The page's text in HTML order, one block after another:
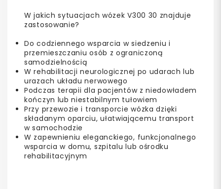
W jakich sytuacjach wózek V300 30 znajduje
zastosowanie?
Do codziennego wsparcia w siedzeniu i
przemieszczaniu osób z ograniczoną
samodzielnością
W rehabilitacji neurologicznej po udarach lub
urazach układu nerwowego
Podczas terapii dla pacjentów z niedowładem
kończyn lub niestabilnym tułowiem
Przy przewozie i transporcie wózka dzięki
składanym oparciu, ułatwiającemu transport
w samochodzie
W zapewnieniu eleganckiego, funkcjonalnego
wsparcia w domu, szpitalu lub ośrodku
rehabilitacyjnym